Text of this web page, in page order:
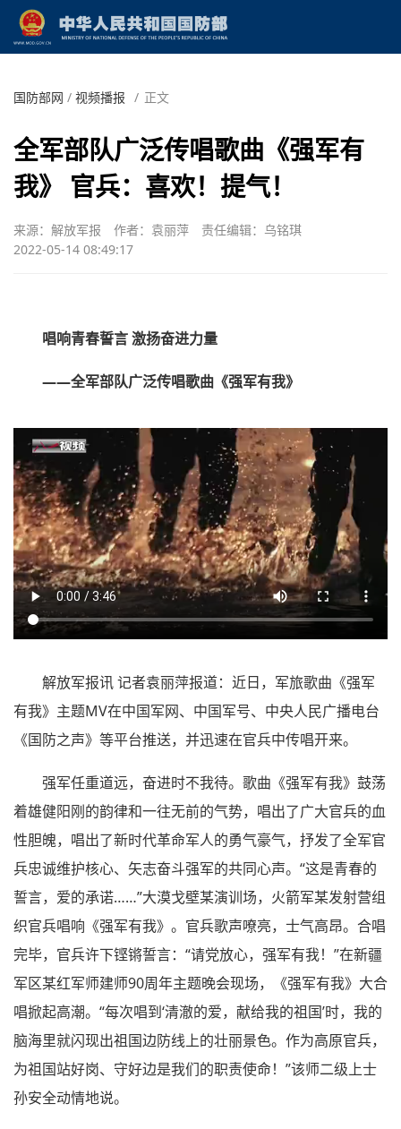
国防部网 / 视频播报 / 正文
全军部队广泛传唱歌曲《强军有
我》 官兵：喜欢！提气！
来源：解放军报 作者：袁丽萍
责任编辑：乌铭琪
2022-05-14 08:49:17
唱响青春誓言 激扬奋进力量
——全军部队广泛传唱歌曲《强军有我》
解放军报讯 记者袁丽萍报道：近日，军旅歌曲《强军
有我》主题MV在中国军网、中国军号、中央人民广播电台
《国防之声》等平台推送，并迅速在官兵中传唱开来。
强军任重道远，奋进时不我待。歌曲《强军有我》鼓荡
着雄健阳刚的韵律和一往无前的气势，唱出了广大官兵的血
性胆魄，唱出了新时代革命军人的勇气豪气，抒发了全军官
兵忠诚维护核心、矢志奋斗强军的共同心声。“这是青春的
誓言，爱的承诺……”大漠戈壁某演训场，火箭军某发射营组
织官兵唱响《强军有我》。官兵歌声嘹亮，士气高昂。合唱
完毕，官兵许下铿锵誓言：“请党放心，强军有我！”在新疆
军区某红军师建师90周年主题晚会现场，《强军有我》大合
唱掀起高潮。“每次唱到‘清澈的爱，献给我的祖国’时，我的
脑海里就闪现出祖国边防线上的壮丽景色。作为高原官兵，
为祖国站好岗、守好边是我们的职责使命！”该师二级上士
孙安全动情地说。